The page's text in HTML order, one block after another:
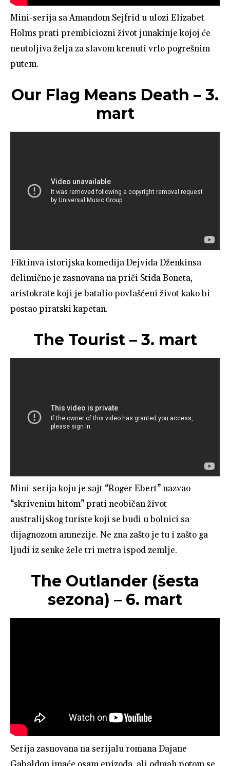
Mini-serija sa Amandom Sejfrid u ulozi Elizabet
Holms prati prembiciozni život junakinje kojoj će
neutoljiva želja za slavom krenuti vrlo pogrešnim
putem.
Our Flag Means Death – 3.
mart
Fiktinva istorijska komedija Dejvida Dženkinsa
delimično je zasnovana na priči Stida Boneta,
aristokrate koji je batalio povlašćeni život kako bi
postao piratski kapetan.
The Tourist – 3. mart
Mini-serija koju je sajt “Roger Ebert” nazvao
“skrivenim hitom” prati neobičan život
australijskog turiste koji se budi u bolnici sa
dijagnozom amnezije. Ne zna zašto je tu i zašto ga
ljudi iz senke žele tri metra ispod zemlje.
The Outlander (šesta
sezona) – 6. mart
Serija zasnovana na serijalu romana Dajane